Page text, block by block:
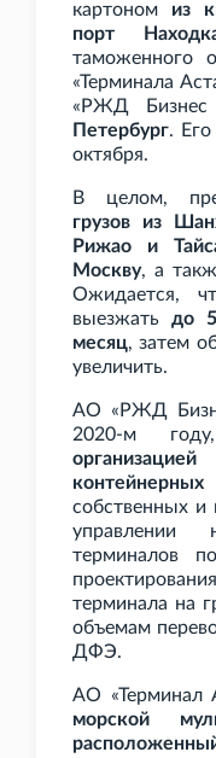
картоном из
порт
таможенного
«Терминала
«РЖД Бизнес
Петербург.
октября.
В целом,
грузов из
Рижао и
Москву, а
Ожидается,
выезжать до
месяц, затем
увеличить.
АО «РЖД
2020-м
контейнерных
собственных и
управлении
терминалов
терминала на
объемам
ДФЭ.
АО «Терминал
морской